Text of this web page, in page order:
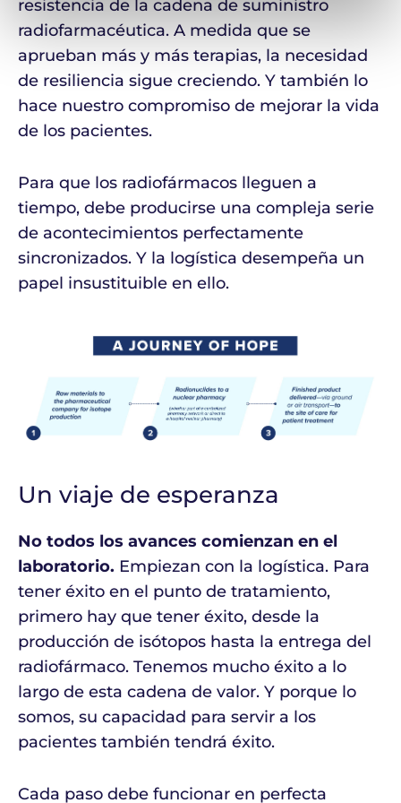
resistencia de la cadena de suministro
radiofarmacéutica. A medida que se
aprueban más y más terapias, la necesidad
de resiliencia sigue creciendo. Y también lo
hace nuestro compromiso de mejorar la vida
de los pacientes.
Para que los radiofármacos lleguen a
tiempo, debe producirse una compleja serie
de acontecimientos perfectamente
sincronizados. Y la logística desempeña un
papel insustituible en ello.
Un viaje de esperanza
No todos los avances comienzan en el
laboratorio. Empiezan con la logística. Para
tener éxito en el punto de tratamiento,
primero hay que tener éxito, desde la
producción de isótopos hasta la entrega del
radiofármaco. Tenemos mucho éxito a lo
largo de esta cadena de valor. Y porque lo
somos, su capacidad para servir a los
pacientes también tendrá éxito.
Cada paso debe funcionar en perfecta